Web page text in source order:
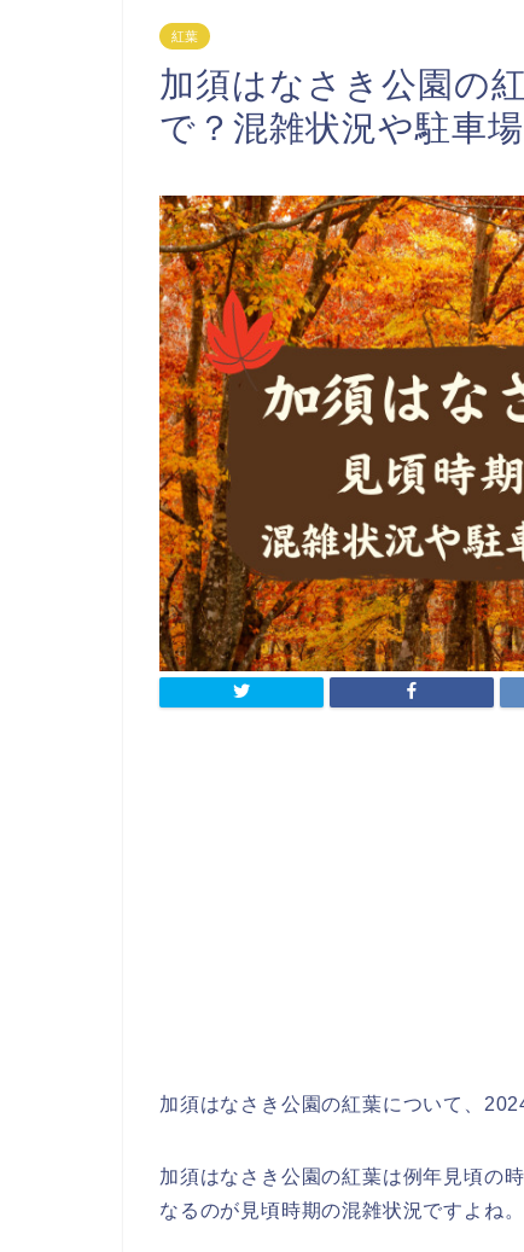
紅葉
加須はなさき公園の
で？混雑状況や駐車
加須はなさき公園の紅葉について、
加須はなさき公園の紅葉は例年見頃の
なるのが見頃時期の混雑状況ですよね。